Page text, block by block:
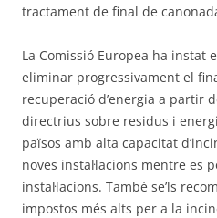
tractament de final de
La Comissió Europea ha instat
eliminar progressivament el
recuperació d’energia a partir
directrius sobre residus i
països amb alta capacitat
noves instal·lacions mentre es
instal·lacions. També se’ls
impostos més alts per a la